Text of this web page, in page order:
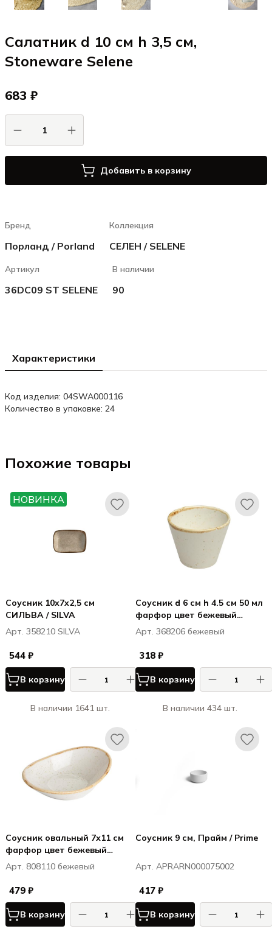
Салатник d 10 см h 3,5 см,
Stoneware Selene
683 ₽
Добавить в корзину
Бренд
Порланд / Porland
Коллекция
СЕЛЕН / SELENE
Артикул
36DC09 ST SELENE
В наличии
90
Характеристики
Код изделия: 04SWA000116
Количество в упаковке: 24
Похожие товары
НОВИНКА
Соусник 10x7x2,5 см
СИЛЬВА / SILVA
Арт. 358210 SILVA
544 ₽
В корзину
В наличии 1641 шт.
Соусник d 6 см h 4.5 см 50 мл
фарфор цвет бежевый
Seasons
Арт. 368206 бежевый
318 ₽
В корзину
В наличии 434 шт.
Соусник овальный 7х11 см
фарфор цвет бежевый
Seasons
Арт. 808110 бежевый
479 ₽
В корзину
Соусник 9 см, Прайм / Prime
Арт. APRARN000075002
417 ₽
В корзину